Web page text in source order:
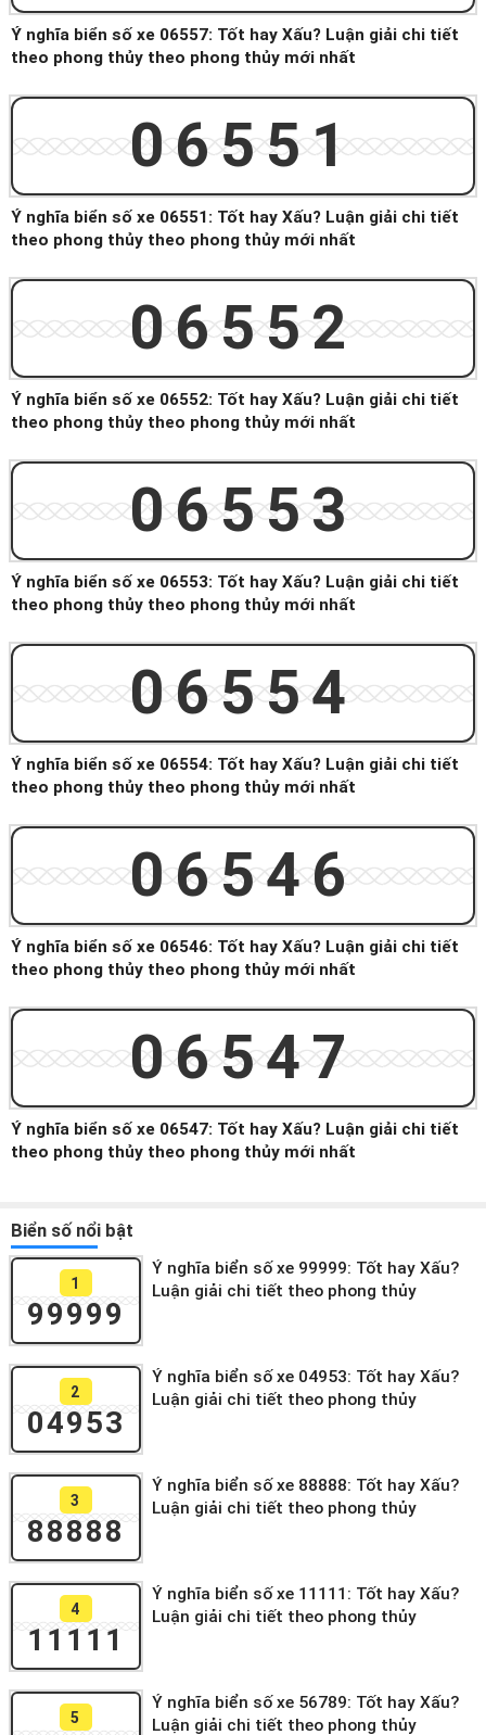
Ý nghĩa biển số xe 06557: Tốt hay Xấu? Luận giải chi tiết
theo phong thủy theo phong thủy mới nhất
06551
Ý nghĩa biển số xe 06551: Tốt hay Xấu? Luận giải chi tiết
theo phong thủy theo phong thủy mới nhất
06552
Ý nghĩa biển số xe 06552: Tốt hay Xấu? Luận giải chi tiết
theo phong thủy theo phong thủy mới nhất
06553
Ý nghĩa biển số xe 06553: Tốt hay Xấu? Luận giải chi tiết
theo phong thủy theo phong thủy mới nhất
06554
Ý nghĩa biển số xe 06554: Tốt hay Xấu? Luận giải chi tiết
theo phong thủy theo phong thủy mới nhất
06546
Ý nghĩa biển số xe 06546: Tốt hay Xấu? Luận giải chi tiết
theo phong thủy theo phong thủy mới nhất
06547
Ý nghĩa biển số xe 06547: Tốt hay Xấu? Luận giải chi tiết
theo phong thủy theo phong thủy mới nhất
Biển số nổi bật
1
99999
Ý nghĩa biển số xe 99999: Tốt hay Xấu?
Luận giải chi tiết theo phong thủy
2
04953
Ý nghĩa biển số xe 04953: Tốt hay Xấu?
Luận giải chi tiết theo phong thủy
3
88888
Ý nghĩa biển số xe 88888: Tốt hay Xấu?
Luận giải chi tiết theo phong thủy
4
11111
Ý nghĩa biển số xe 11111: Tốt hay Xấu?
Luận giải chi tiết theo phong thủy
5
Ý nghĩa biển số xe 56789: Tốt hay Xấu?
Luận giải chi tiết theo phong thủy